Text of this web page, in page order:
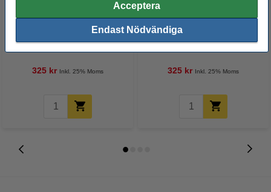
Acceptera
Endast Nödvändiga
Brevkorg A4 | Leitz 5226 WOW |
grön | 5st
325 kr Inkl. 25% Moms
Brevkorg A4 | Leitz 5226 WOW |
gul | 5st
325 kr Inkl. 25% Moms